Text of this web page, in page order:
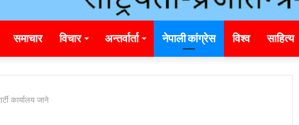
समाचार विचार अन्तर्वार्ता नेपाली कांग्रेस विश्व साहित्य
कार्यालय जाने